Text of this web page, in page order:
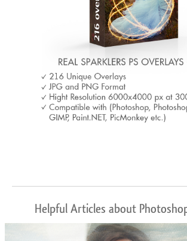
Helpful Articles about